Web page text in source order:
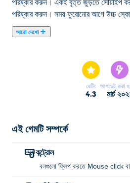
পরিষ্কার করুন। একই বৃত্ত জুড়তে সোয়াইপ
পরিষ্কার করুন। সময় ফুরোনোর আগে উচ্চ
আরো দেখো
রেটিং
4.3
আপডেট করা
মার্চ
এই গেমটি সম্পর্কে
কন্ট্রোল
বলগুলো ফ্লিপ করতে Mouse click